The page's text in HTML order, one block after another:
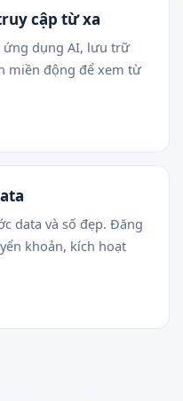
cập từ xa
ứng dụng AI, lưu trữ
miền động để xem từ
data và số đẹp. Đăng
khoản, kích hoạt